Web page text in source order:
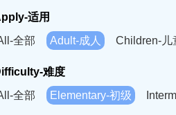
适用
全部
Adult-成人 Children-儿
难度
全部
Elementary-初级